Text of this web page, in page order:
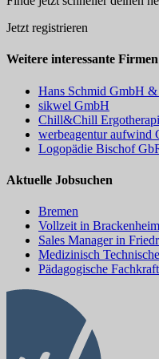
Jetzt registrieren
Weitere interessante Firmen
Hans Schmid GmbH
sikwel GmbH
Chill&Chill
werbeagentur aufwind
Logopädie Bischof
Aktuelle Jobsuchen
Bremen
Vollzeit in Brackenheim
Sales Manager in
Medizinisch
Pädagogische